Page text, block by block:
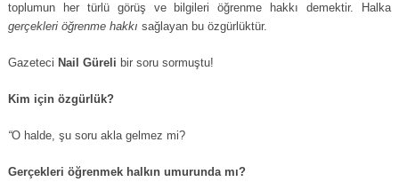
toplumun her türlü görüş ve bilgileri öğrenme hakkı demektir. Halka
gerçekleri öğrenme hakkı sağlayan bu özgürlüktür.
Gazeteci Nail Güreli bir soru sormuştu!
Kim için özgürlük?
“O halde, şu soru akla gelmez mi?
Gerçekleri öğrenmek halkın umurunda mı?